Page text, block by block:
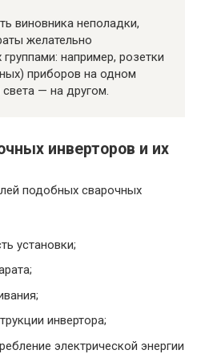
виновника неполадки,
желательно
группами: например, розетки
приборов на одном
света — на другом.
инверторов и их
подобных сварочных
установки;
инвертора;
электрической энергии